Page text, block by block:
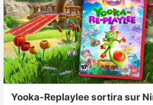
Yooka-Replaylee sortira sur